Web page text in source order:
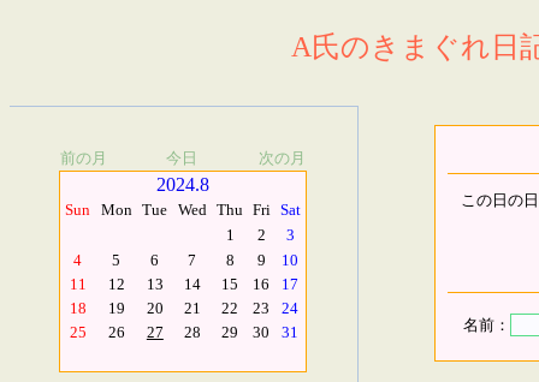
A氏のきまぐれ日
前の月 今日 次の月
2024.8
Sun Mon Tue Wed Thu Fri Sat
1
2
3
4
5 6 7 8 9
10
11
12 13 14 15 16
17
18
19 20 21 22 23
24
25
26 27 28 29 30 31
この日の
名前：